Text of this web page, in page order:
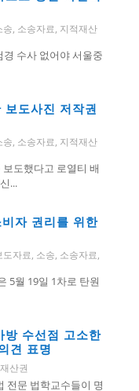
송, 소송자료, 지적재산
수사 없어야 서울중
도사진 저작권
송, 소송자료, 지적재산
도했다고 로열티 배
...
자 권리를 위한
자료, 소송, 소송자료,
5월 19일 1차로 탄원
방 수선점 고소한
견 표명
산권
전문 법학교수들이 명